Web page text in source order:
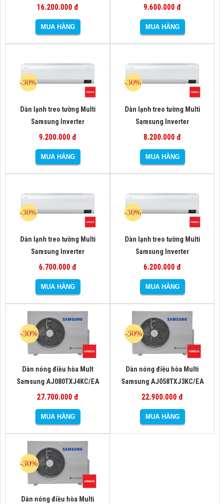
16.200.000 đ 9.600.000 đ
Dàn lạnh treo tường Multi
Samsung Inverter
AJ068TNAPKH/EA (kèm điều
9.200.000 đ
Dàn lạnh treo tường Multi
Samsung Inverter
AJ050TNAPKH/EA (kèm điều
8.200.000 đ
Dàn lạnh treo tường Multi
Samsung Inverter
AJ035TNAPKH/EA (kèm điều
6.700.000 đ
Dàn lạnh treo tường Multi
Samsung Inverter
AJ025TNAPKH/EA (kèm điều
6.200.000 đ
Dàn nóng điều hòa Mult
Samsung AJ080TXJ4KC/EA
27.700.000 đ
Dàn nóng điều hòa Multi
Samsung AJ058TXJ3KC/EA
22.900.000 đ
Dàn nóng điều hòa Multi